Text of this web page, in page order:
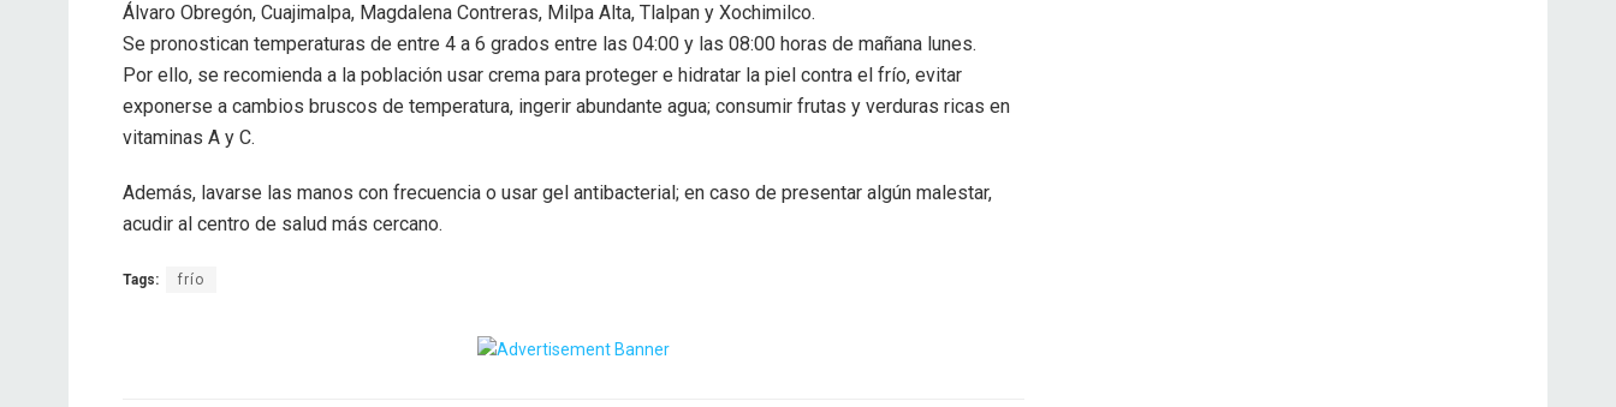
Álvaro Obregón, Cuajimalpa, Magdalena Contreras, Milpa Alta, Tlalpan y Xochimilco.
Se pronostican temperaturas de entre 4 a 6 grados entre las 04:00 y las 08:00 horas de mañana lunes.
Por ello, se recomienda a la población usar crema para proteger e hidratar la piel contra el frío, evitar
exponerse a cambios bruscos de temperatura, ingerir abundante agua; consumir frutas y verduras ricas en
vitaminas A y C.
Además, lavarse las manos con frecuencia o usar gel antibacterial; en caso de presentar algún malestar,
acudir al centro de salud más cercano.
Tags: frío